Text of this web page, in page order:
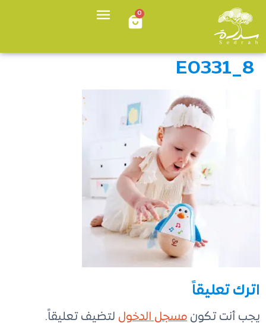
0
E0331_8
اترك تعليقاً
يجب أنت تكون مسجل الدخول لتضيف تعليقاً.